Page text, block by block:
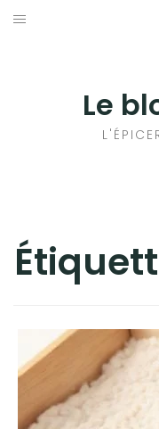
Aller
Le